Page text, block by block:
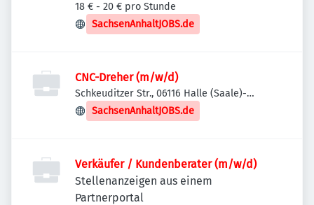
18 € - 20 € pro Stunde
SachsenAnhaltJOBS.de
CNC-Dreher (m/w/d)
Schkeuditzer Str., 06116 Halle (Saale)-
Stadtbezirk Ost, Deutschland
SachsenAnhaltJOBS.de
Verkäufer / Kundenberater (m/w/d)
Stellenanzeigen aus einem
Partnerportal